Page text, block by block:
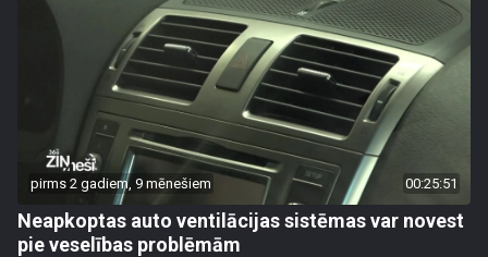
pirms 2 gadiem, 9 mēnešiem 00:25:51
Neapkoptas auto ventilācijas sistēmas var novest
pie veselības problēmām